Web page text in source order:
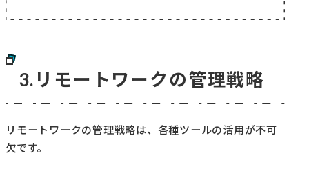
3.リモートワークの管理戦略
リモートワークの管理戦略は、各種ツールの活用が不可
欠です。